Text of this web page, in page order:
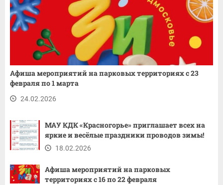
Афиша мероприятий на парковых территориях с 23
февраля по 1 марта
24.02.2026
МАУ КДК «Красногорье» приглашает всех на
яркие и весёлые праздники проводов зимы!
18.02.2026
Афиша мероприятий на парковых
территориях с 16 по 22 февраля